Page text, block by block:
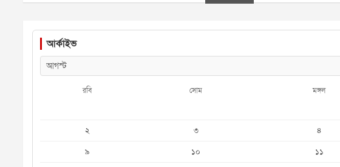
আর্কাইভ
রবি সোম মঙ্গল
২
৩ ৪
৯
১০ ১১